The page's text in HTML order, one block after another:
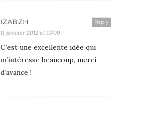
Reply
IZABZH
11 janvier 2012 at 15:09
C’est une excellente idée qui
m’intéresse beaucoup, merci
d’avance !